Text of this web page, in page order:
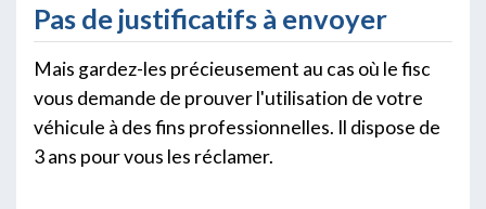
Pas de justificatifs à envoyer
Mais gardez-les précieusement au cas où le fisc
vous demande de prouver l'utilisation de votre
véhicule à des fins professionnelles. Il dispose de
3 ans pour vous les réclamer.